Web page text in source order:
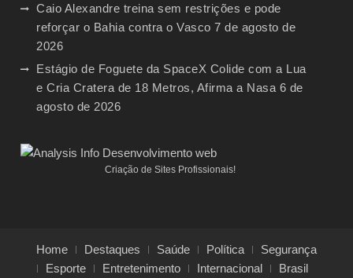
Caio Alexandre treina sem restrições e pode
reforçar o Bahia contra o Vasco 7 de agosto de
2026
Estágio de Foguete da SpaceX Colide com a Lua
e Cria Cratera de 18 Metros, Afirma a Nasa 6 de
agosto de 2026
Criação de Sites Profissionais!
Home Destaques Saúde Política
Segurança
Esporte
Entretenimento Internacional Brasil